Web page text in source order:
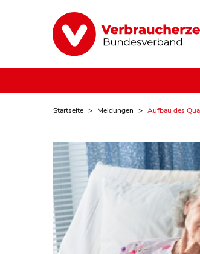
Startseite Meldungen Aufbau des